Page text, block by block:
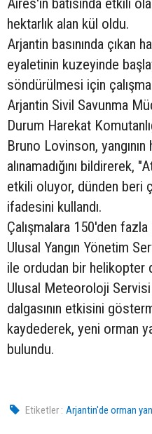
Aires'in batısında etkili
hektarlık alan kül oldu.
Arjantin basınında çıkan
eyaletinin kuzeyinde
söndürülmesi için
Arjantin Sivil Savunma
Durum Harekat
Bruno Lovinson,
alınamadığını bildirerek,
etkili oluyor, dünden beri
ifadesini kullandı.
Çalışmalara 150'den
Ulusal Yangın Yönetim
ile ordudan bir helikopter
Ulusal Meteoroloji
dalgasının etkisini
kaydederek, yeni orman
bulundu.
Etiketler : Arjantin'de orman